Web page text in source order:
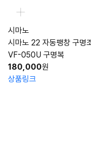
시마노
시마노 22 자동팽창 구명
VF-050U 구명복
180,000원
상품링크